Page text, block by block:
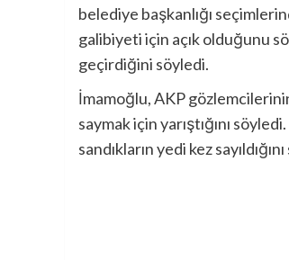
belediye başkanlığı
galibiyeti için açık olduğunu
geçirdiğini söyledi.
İmamoğlu, AKP
saymak için yarıştığını
sandıkların yedi kez